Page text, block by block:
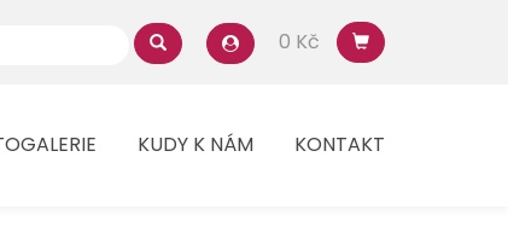
0 Kč
KUDY K NÁM KONTAKT